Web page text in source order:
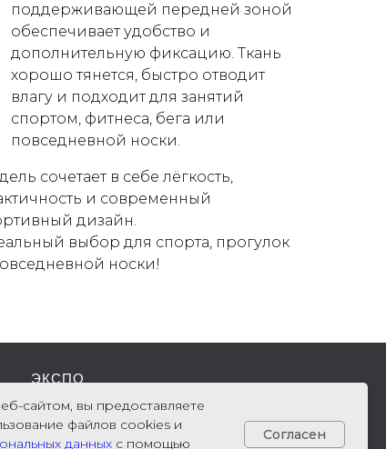
сайтом, вы предоставляете
файлов cookies и
данных с помощью
Согласен
поддерживающей передней зоной
обеспечивает удобство и
дополнительную фиксацию. Ткань
хорошо тянется, быстро отводит
влагу и подходит для занятий
спортом, фитнеса, бега или
повседневной носки.
сочетает в себе лёгкость,
и современный
дизайн.
выбор для спорта, прогулок
носки!
ЭКСПО